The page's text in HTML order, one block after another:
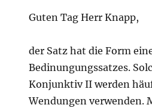
Guten Tag Herr Knapp,
der Satz hat die Form
Bedinungungssatzes.
Konjunktiv II werden
Wendungen verwenden.